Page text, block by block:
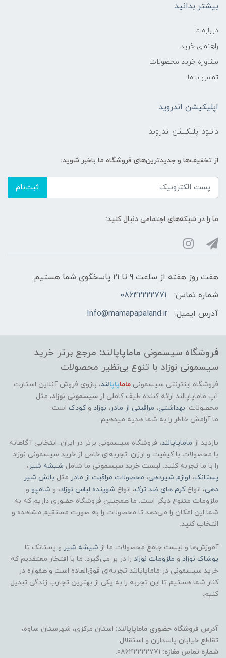
بیشتر بدانید
درباره ما
راهنمای خرید
مشاوره خرید محصولات
تماس با ما
اپلیکیشن اندروید
دانلود اپلیکیشن اندروبد
از تخفیف‌ها و جدیدترین‌های فروشگاه ما باخبر شوید:
ثبت‌نام
ما را در شبکه‌های اجتماعی دنبال کنید:
هفت روز هفته از ساعت 9 تا 21 پاسخگوی شما هستیم
شماره تماس:
08642222771
آدرس ایمیل:
Info@mamapapaland.ir
فروشگاه سیسمونی ماماپاپالند: مرجع برتر خرید
سیسمونی نوزاد با تنوع بی‌نظیر محصولات
فروشگاه اینترنتی سیسمونی ماماپاپالند، بازوی فروش آنلاین استارت
آپ ماماپاپالند ارائه کننده طیف کاملی از سیسمونی نوزاد، مثل
محصولات: بهداشتی، مراقبتی از مادر، نوزاد وکودک است.
ما آرامش خاطر را به شما هدیه میدهیم.
بازدید از ماماپاپالند، فروشگاه سیسمونی برتر در ایران. انتخابی آگاهانه
با محصولات با کیفیت و ارزان. تجربه‌ای خاص از خرید سیسمونی نوزاد
را با ما تجربه کنید. لیست خرید سیسمونی ما شامل شیشه شیر،
پستانک، لوازم شیردهی، محصولات مراقبت از مادر مثل بالش شیر
دهی، انواعکرم های ضد ترک، انواع شوینده لباس نوزاد، و شامپو و
ملزومات متنوع دیگر است. ما همچنین فروشگاه حضوری داریم که به
شما این امکان را می‌دهد تا محصولات را به صورت مستقیم مشاهده و
انتخاب کنید.
آموزش‌ها و لیست جامع محصولات ما از شیشه شیر و پستانک تا
پوشاک نوزاد و ملزومات نوزاد را در بر می‌گیرد. ما با افتخار معتقدیم که
خرید سیسمونی در ماماپاپالند تجربه‌ای فوق‌العاده است و همواره در
کنار شما هستیم تا این تجربه را به یکی از بهترین تجارب زندگی تبدیل
کنیم.
آدرس فروشگاه حضوری ماماپاپالند: استان مرکزی، شهرستان ساوه،
تقاطع خیابان پاسداران و استقلال.
شماره تماس مغازه: